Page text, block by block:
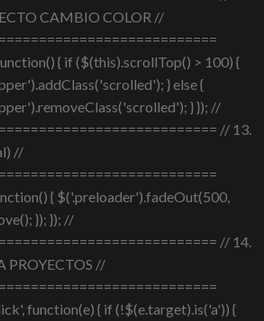
CAMBIO COLOR //
{ if ($(this).scrollTop() > 100) {
} else {
} }); //
// 13.
//
{ $('.preloader').fadeOut(500,
}); }); //
// 14.
PROYECTOS //
function(e) { if (!$(e.target).is('a')) {